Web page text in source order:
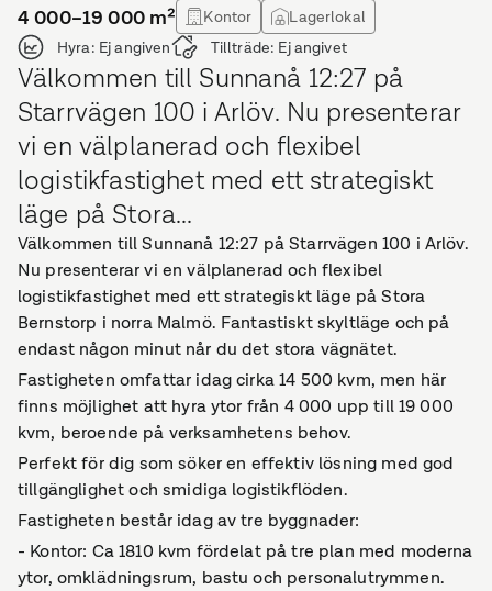
4 000–19 000m² Kontor
Lagerlokal
Hyra: Ej angiven Tillträde: Ej angivet
Välkommen till Sunnanå 12:27 på
Starrvägen 100 i Arlöv. Nu presenterar
vi en välplanerad och flexibel
logistikfastighet med ett strategiskt
läge på Stora...
Välkommen till Sunnanå 12:27 på Starrvägen 100 i Arlöv.
Nu presenterar vi en välplanerad och flexibel
logistikfastighet med ett strategiskt läge på Stora
Bernstorp i norra Malmö. Fantastiskt skyltläge och på
endast någon minut når du det stora vägnätet.
Fastigheten omfattar idag cirka 14 500 kvm, men här
finns möjlighet att hyra ytor från 4 000 upp till 19 000
kvm, beroende på verksamhetens behov.
Perfekt för dig som söker en effektiv lösning med god
tillgänglighet och smidiga logistikflöden.
Fastigheten består idag av tre byggnader:
- Kontor: Ca 1810 kvm fördelat på tre plan med moderna
ytor, omklädningsrum, bastu och personalutrymmen.